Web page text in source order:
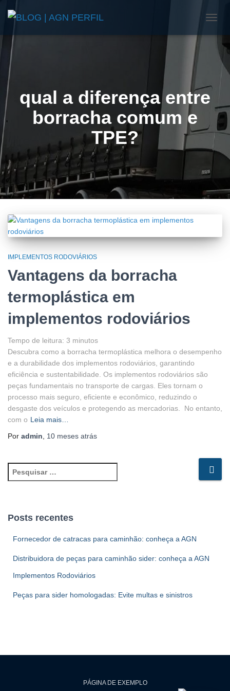
qual a diferença entre
borracha comum e
TPE?
IMPLEMENTOS RODOVIÁRIOS
Vantagens da borracha
termoplástica em
implementos rodoviários
Tempo de leitura: 3 minutos
Descubra como a borracha termoplástica melhora o desempenho
e a durabilidade dos implementos rodoviários, garantindo
eficiência e sustentabilidade. Os implementos rodoviários são
peças fundamentais no transporte de cargas. Eles tornam o
processo mais seguro, eficiente e econômico, reduzindo o
desgaste dos veículos e protegendo as mercadorias. No entanto,
com o Leia mais…
Por admin 10 meses atrás
e
u
Posts recentes
Fornecedor de catracas para caminhão: conheça a AGN
Distribuidora de peças para caminhão sider: conheça a AGN
Implementos Rodoviários
Peças para sider homologadas: Evite multas e sinistros
PÁGINA DE EXEMPLO